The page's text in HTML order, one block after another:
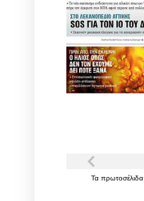
Τα πρωτοσέλιδα